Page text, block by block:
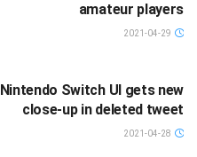
amateur players
Nintendo Switch UI gets new
close-up in deleted tweet